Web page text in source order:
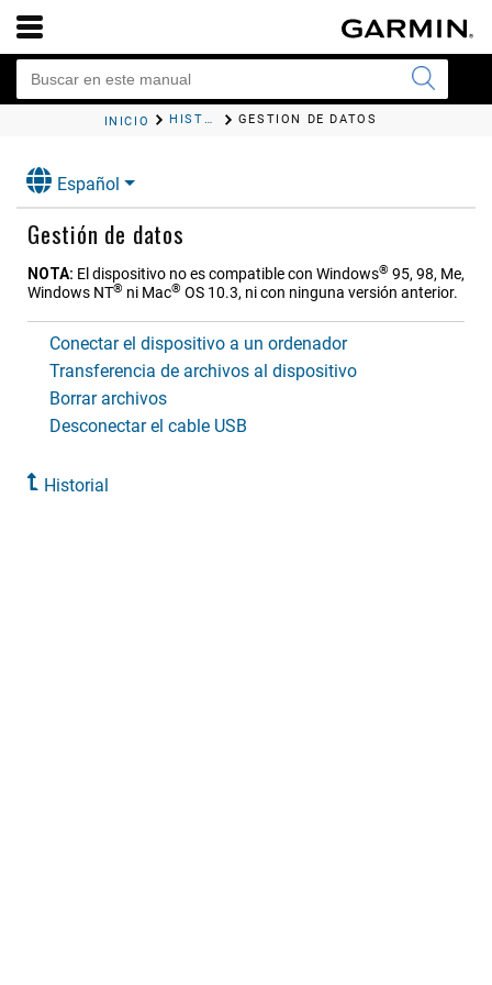
INICIO HISTORIAL GESTIÓN DE DATOS
Español
Gestión de datos
NOTA: El dispositivo no es compatible con Windows® 95, 98, Me,
Windows NT® ni Mac® OS 10.3, ni con ninguna versión anterior.
Conectar el dispositivo a un ordenador
Transferencia de archivos al dispositivo
Borrar archivos
Desconectar el cable USB
Historial